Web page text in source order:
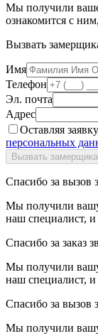
Мы получили
ознакомится с
Вызвать
Имя
Телефон
Эл. почта
Адрес
Оставляя
персональных
Спасибо за вызов
Мы получили
наш специалист, и
Спасибо за заказ
Мы получили
наш специалист, и
Спасибо за вызов
Мы получили